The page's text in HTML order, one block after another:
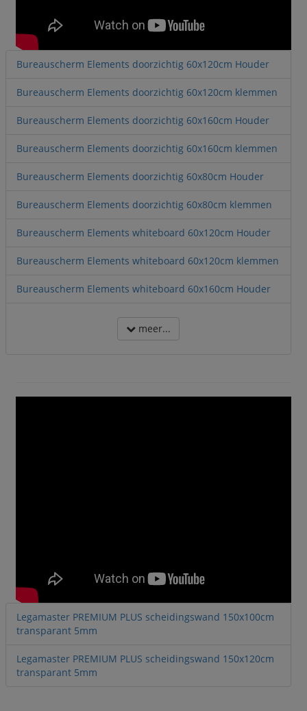
Bureauscherm Elements doorzichtig 60x120cm Houder
Bureauscherm Elements doorzichtig 60x120cm klemmen
Bureauscherm Elements doorzichtig 60x160cm Houder
Bureauscherm Elements doorzichtig 60x160cm klemmen
Bureauscherm Elements doorzichtig 60x80cm Houder
Bureauscherm Elements doorzichtig 60x80cm klemmen
Bureauscherm Elements whiteboard 60x120cm Houder
Bureauscherm Elements whiteboard 60x120cm klemmen
Bureauscherm Elements whiteboard 60x160cm Houder
meer...
Legamaster PREMIUM PLUS scheidingswand 150x100cm
transparant 5mm
Legamaster PREMIUM PLUS scheidingswand 150x120cm
transparant 5mm